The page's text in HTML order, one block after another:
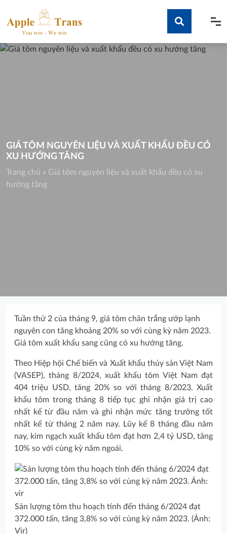
content
Tìm kiếm
GIÁ TÔM NGUYÊN LIỆU VÀ XUẤT KHẨU ĐỀU CÓ
XU HƯỚNG TĂNG
Trang chủ » Giá tôm nguyên liệu và xuất khẩu đều có xu
hướng tăng
Tuần thứ 2 của tháng 9, giá tôm chân trắng ướp lạnh
nguyên con tăng khoảng 20% so với cùng kỳ năm 2023.
Giá tôm xuất khẩu sang cũng có xu hướng tăng.
Theo Hiệp hội Chế biến và Xuất khẩu thủy sản Việt Nam
(VASEP), tháng 8/2024, xuất khẩu tôm Việt Nam đạt
404 triệu USD, tăng 20% so với tháng 8/2023. Xuất
khẩu tôm trong tháng 8 tiếp tục ghi nhận giá trị cao
nhất kể từ đầu năm và ghi nhận mức tăng trưởng tốt
nhất kể từ tháng 2 năm nay. Lũy kế 8 tháng đầu năm
nay, kim ngạch xuất khẩu tôm đạt hơn 2,4 tỷ USD, tăng
10% so với cùng kỳ năm ngoái.
Sản lượng tôm thu hoạch tính đến tháng 6/2024 đạt
372.000 tấn, tăng 3,8% so với cùng kỳ năm 2023. (Ảnh:
Vir)